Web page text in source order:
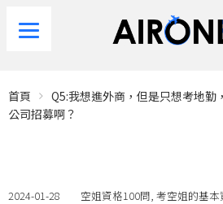
首頁
Q5:我想進外商，但是只想考地勤
公司招募啊？
2024-01-28 空姐資格100問, 考空姐的基本